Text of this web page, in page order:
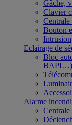
Gâche,
Clavier
Centrale
Bouton
Intrusion
Eclairage de
Bloc
BAPI…)
Alarme
Centrale